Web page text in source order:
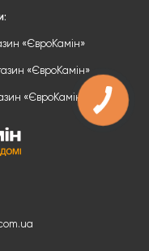
«ЄвроКамін»
«ЄвроКамін»
«ЄвроКамін»